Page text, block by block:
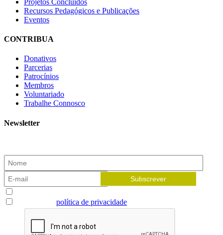
Recursos Pedagógicos e Publicações
Eventos
CONTRIBUA
Donativos
Parcerias
Patrocínios
Membros
Voluntariado
Trabalhe Connosco
Newsletter
política de privacidade